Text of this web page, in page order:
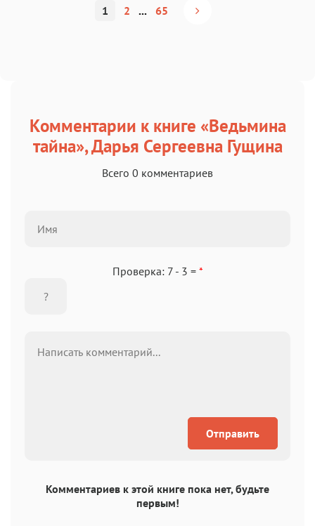
1 2 ... 65
Комментарии к книге «Ведьмина
тайна», Дарья Сергеевна Гущина
Всего 0 комментариев
Проверка: 7 - 3 = *
Отправить
Комментариев к этой книге пока нет, будьте
первым!